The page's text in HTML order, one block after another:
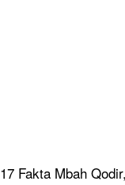
17 Fakta Mbah